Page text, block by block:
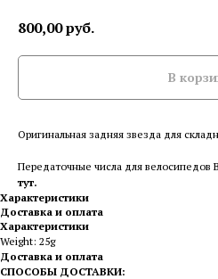
800,00руб.
В
Оригинальная задняя звезда для
Передаточные числа для велосипедов
тут.
Характеристики
Доставка и оплата
Характеристики
Weight: 25g
Доставка и оплата
СПОСОБЫ ДОСТАВКИ: